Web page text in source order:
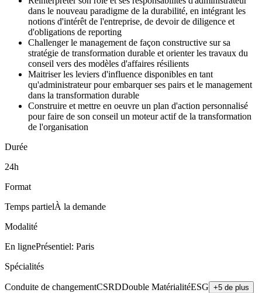
dans le nouveau paradigme de la durabilité, en intégrant les
notions d'intérêt de l'entreprise, de devoir de diligence et
d'obligations de reporting
Challenger le management de façon constructive sur sa
stratégie de transformation durable et orienter les travaux du
conseil vers des modèles d'affaires résilients
Maitriser les leviers d'influence disponibles en tant
qu'administrateur pour embarquer ses pairs et le management
dans la transformation durable
Construire et mettre en oeuvre un plan d'action personnalisé
pour faire de son conseil un moteur actif de la transformation
de l'organisation
Durée
24h
Format
Temps partielÀ la demande
Modalité
En lignePrésentiel: Paris
Spécialités
Conduite de changementCSRDDouble MatérialitéESG +5 de plus